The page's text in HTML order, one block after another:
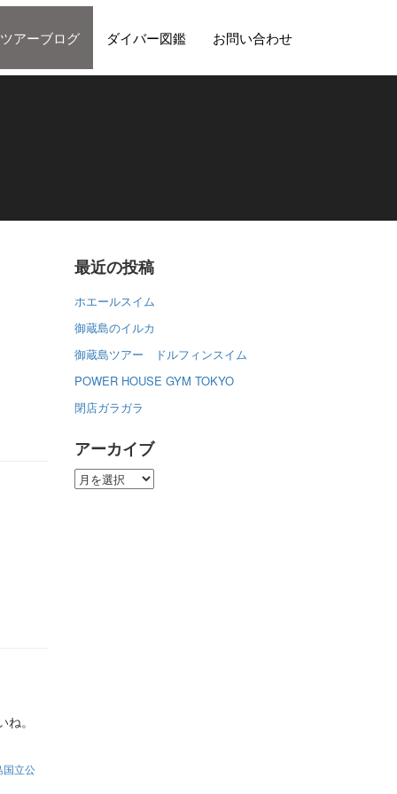
ツアーブログ ダイバー図鑑 お問い合わせ
ね。
国立公
最近の投稿
ホエールスイム
御蔵島のイルカ
御蔵島ツアー ドルフィンスイム
POWER HOUSE GYM TOKYO
閉店ガラガラ
アーカイブ
ア